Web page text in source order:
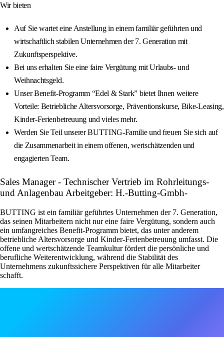
Wir bieten
Auf Sie wartet eine Anstellung in einem familiär geführten und
wirtschaftlich stabilen Unternehmen der 7. Generation mit
Zukunftsperspektive.
Bei uns erhalten Sie eine faire Vergütung mit Urlaubs- und
Weihnachtsgeld.
Unser Benefit-Programm “Edel & Stark” bietet Ihnen weitere
Vorteile: Betriebliche Altersvorsorge, Präventionskurse, Bike-Leasing,
Kinder-Ferienbetreuung und vieles mehr.
Werden Sie Teil unserer BUTTING-Familie und freuen Sie sich auf
die Zusammenarbeit in einem offenen, wertschätzenden und
engagierten Team.
Sales Manager - Technischer Vertrieb im Rohrleitungs-
und Anlagenbau Arbeitgeber: H.-Butting-Gmbh-
BUTTING ist ein familiär geführtes Unternehmen der 7. Generation,
das seinen Mitarbeitern nicht nur eine faire Vergütung, sondern auch
ein umfangreiches Benefit-Programm bietet, das unter anderem
betriebliche Altersvorsorge und Kinder-Ferienbetreuung umfasst. Die
offene und wertschätzende Teamkultur fördert die persönliche und
berufliche Weiterentwicklung, während die Stabilität des
Unternehmens zukunftssichere Perspektiven für alle Mitarbeiter
schafft.